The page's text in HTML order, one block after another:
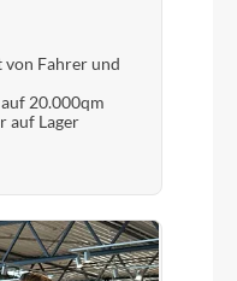
W/ Blocklock
Fahrer und
20.000qm
auf Lager